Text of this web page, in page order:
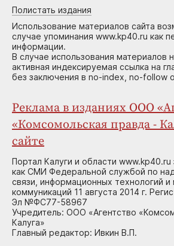
Полистать издания
Использование материалов сайта
случае упоминания www.kp40.ru как
информации.
В случае использования материалов
активная индексируемая ссылка на
без заключения в no-index, no-follow
Реклама в изданиях ООО
«Комсомольская правда -
сайте
Портал Калуги и области www.kp40.ru
как СМИ Федеральной службой по
связи, информационных технологий и
коммуникаций 11 августа 2014 г.
Эл №ФС77-58967
Учредитель: ООО «Агентство
Калуга»
Главный редактор: Ивкин В.П.